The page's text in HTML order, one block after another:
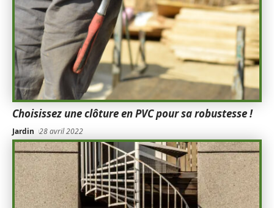
Choisissez une clôture en PVC pour sa robustesse !
Jardin 28 avril 2022